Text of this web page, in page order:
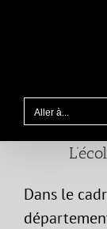
Aller à...
Dans le